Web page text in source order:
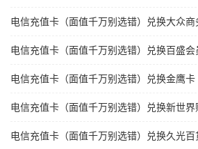
电信充值卡（面值千万别选错）兑换大众商
电信充值卡（面值千万别选错）兑换百盛会
电信充值卡（面值千万别选错）兑换金鹰卡
电信充值卡（面值千万别选错）兑换新世界
电信充值卡（面值千万别选错）兑换久光百